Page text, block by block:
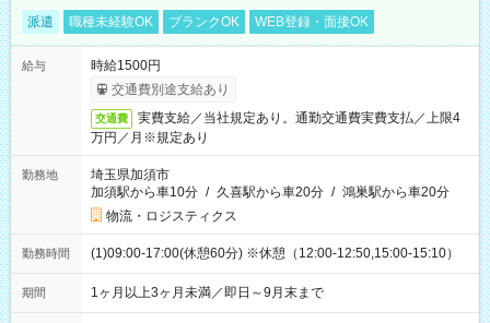
派遣 職種未経験OK ブランクOK WEB登録・面接OK
給与
時給1500円
交通費別途支給あり
交通費
実費支給／当社規定あり。通勤交通費実費支払／上限4
万円／月※規定あり
勤務地
埼玉県加須市
加須駅から車10分 / 久喜駅から車20分 / 鴻巣駅から車20分
物流・ロジスティクス
勤務時間 (1)09:00-17:00(休憩60分) ※休憩（12:00-12:50,15:00-15:10）
期間 1ヶ月以上3ヶ月未満／即日～9月末まで